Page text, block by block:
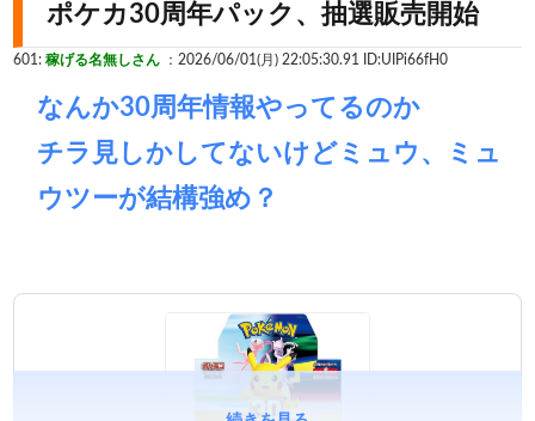
ポケカ30周年パック、抽選販売開始
601: 稼げる名無しさん ：2026/06/01(月) 22:05:30.91 ID:UIPi66fH0
なんか30周年情報やってるのか
チラ見しかしてないけどミュウ、ミュ
ウツーが結構強め？